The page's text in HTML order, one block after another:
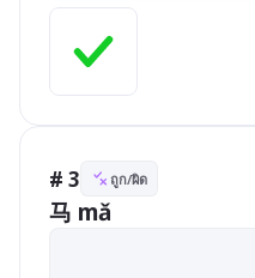
# 3 ถูก/ผิด
马 mǎ